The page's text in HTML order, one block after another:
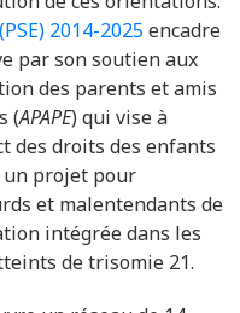
2014-2025encadre
par son soutien aux
des parents et amis
(APAPE) qui vise à
des droits des enfants
projet pour
et malentendants de
intégrée dans les
de trisomie 21.